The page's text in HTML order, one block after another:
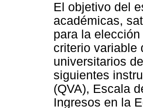
El objetivo del
académicas,
para la
criterio variable
universitarios
siguientes
(QVA), Escala
Ingresos en la